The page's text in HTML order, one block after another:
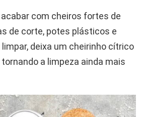
com cheiros fortes de
de corte, potes plásticos e
deixa um cheirinho cítrico
a limpeza ainda mais